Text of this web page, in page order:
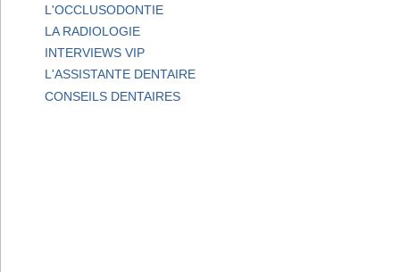
L'OCCLUSODONTIE
LA RADIOLOGIE
INTERVIEWS VIP
L'ASSISTANTE DENTAIRE
CONSEILS DENTAIRES